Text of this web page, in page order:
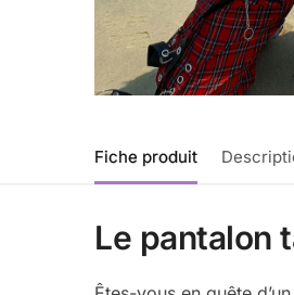
Fiche produit
Le pantalon